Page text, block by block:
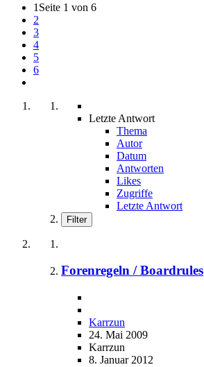
1 Seite 1 von 6
2
3
4
5
6
Letzte Antwort
Thema
Autor
Datum
Antworten
Likes
Zugriffe
Letzte Antwort
Filter
Forenregeln / Boardrules
Karrzun
24. Mai 2009
Karrzun
8. Januar 2012